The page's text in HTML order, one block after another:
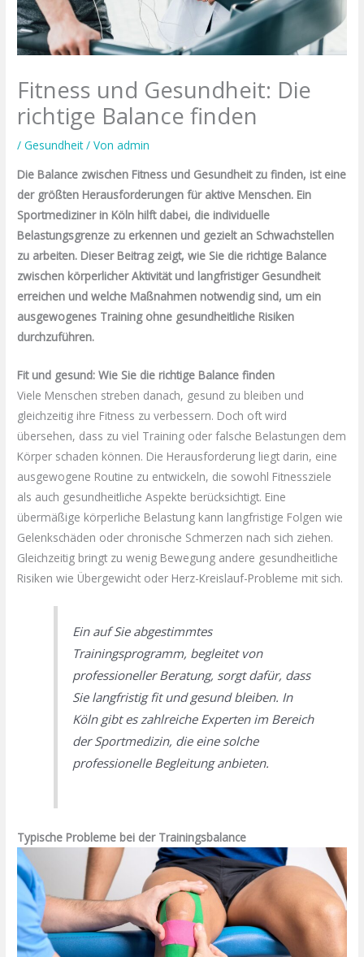
Fitness und Gesundheit: Die
richtige Balance finden
/Gesundheit/ Vonadmin
Die Balance zwischen Fitness und Gesundheit zu finden, ist eine
der größten Herausforderungen für aktive Menschen. Ein
Sportmediziner in Köln hilft dabei, die individuelle
Belastungsgrenze zu erkennen und gezielt an Schwachstellen
zu arbeiten. Dieser Beitrag zeigt, wie Sie die richtige Balance
zwischen körperlicher Aktivität und langfristiger Gesundheit
erreichen und welche Maßnahmen notwendig sind, um ein
ausgewogenes Training ohne gesundheitliche Risiken
durchzuführen.
Fit und gesund: Wie Sie die richtige Balance finden
Viele Menschen streben danach, gesund zu bleiben und
gleichzeitig ihre Fitness zu verbessern. Doch oft wird
übersehen, dass zu viel Training oder falsche Belastungen dem
Körper schaden können. Die Herausforderung liegt darin, eine
ausgewogene Routine zu entwickeln, die sowohl Fitnessziele
als auch gesundheitliche Aspekte berücksichtigt. Eine
übermäßige körperliche Belastung kann langfristige Folgen wie
Gelenkschäden oder chronische Schmerzen nach sich ziehen.
Gleichzeitig bringt zu wenig Bewegung andere gesundheitliche
Risiken wie Übergewicht oder Herz-Kreislauf-Probleme mit sich.
Ein auf Sie abgestimmtes
Trainingsprogramm, begleitet von
professioneller Beratung, sorgt dafür, dass
Sie langfristig fit und gesund bleiben. In
Köln gibt es zahlreiche Experten im Bereich
der Sportmedizin, die eine solche
professionelle Begleitung anbieten.
Typische Probleme bei der Trainingsbalance